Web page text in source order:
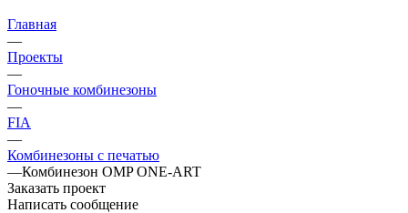
Главная
—
Проекты
—
Гоночные комбинезоны
—
FIA
—
Комбинезоны с печатью
—Комбинезон OMP ONE-ART
Заказать проект
Написать сообщение